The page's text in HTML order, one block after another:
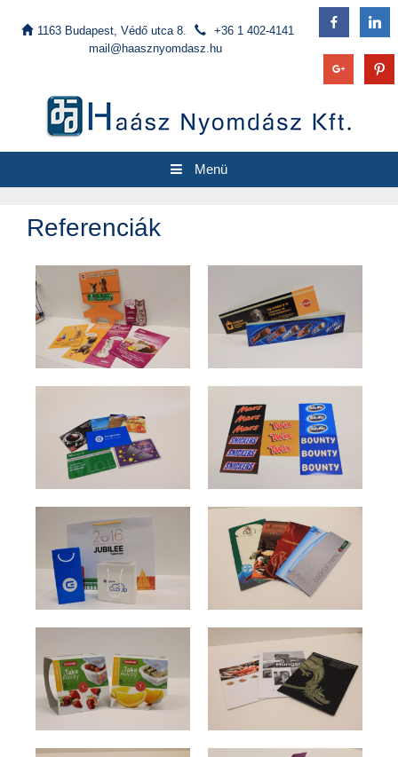
1163 Budapest, Védő utca 8.
+36 1 402-4141
mail@haasznyomdasz.hu
Menü
Referenciák